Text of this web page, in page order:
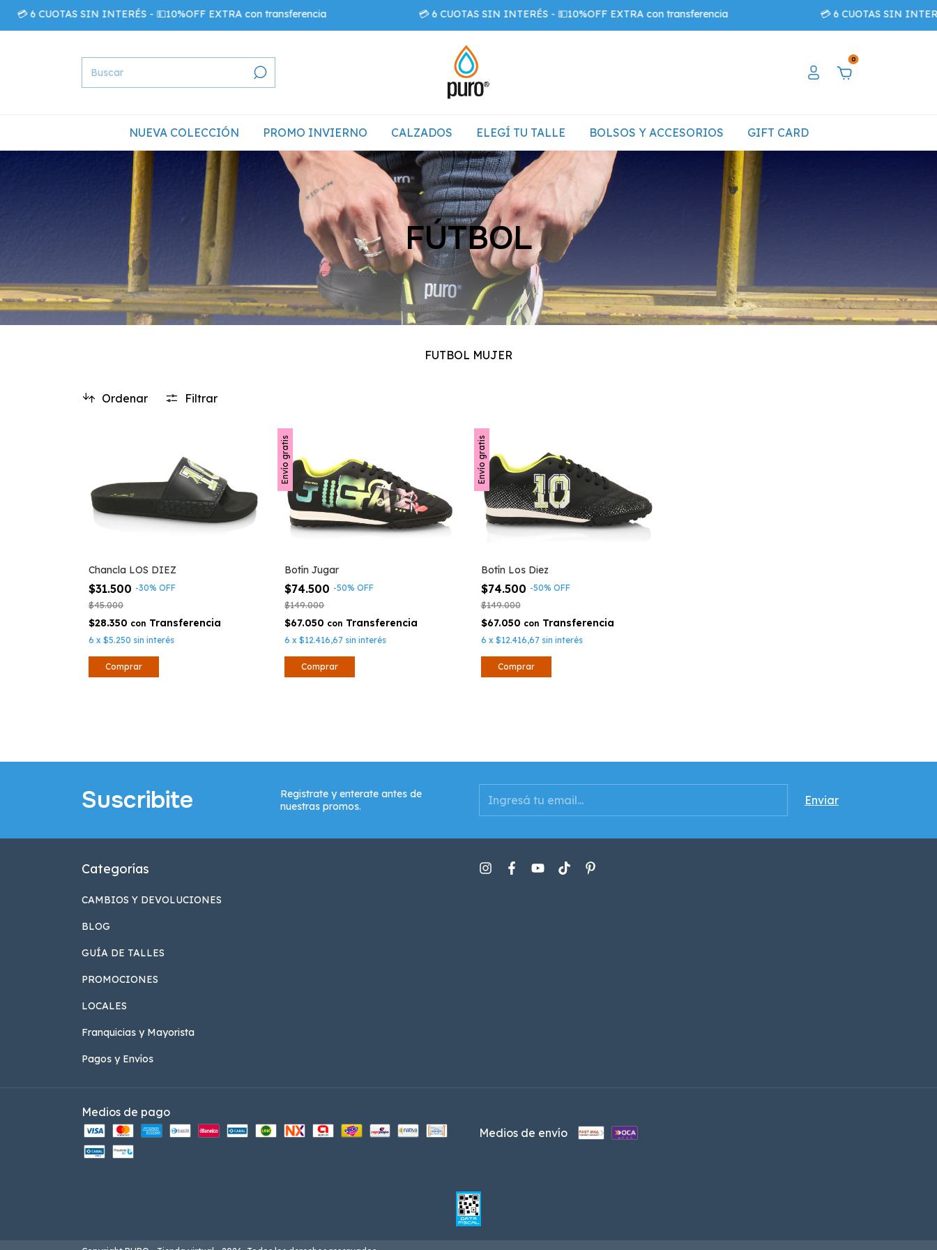
6 CUOTAS SIN INTERÉS - 💵10%OFF EXTRA con transferencia 💳 6 CUOTAS SIN INTERÉS - 💵10%OFF EXTRA con transferencia 💳 6 CUOTAS SIN
0
NUEVA COLECCIÓN PROMO INVIERNO CALZADOS ELEGÍ TU TALLE BOLSOS Y ACCESORIOS GIFT CARD
FÚTBOL
FUTBOL MUJER
Ordenar Filtrar
Chancla LOS DIEZ
$31.500 -30% OFF
$45.000
$28.350 con
6 x $5.250 sin interés
Comprar
Envío gratis
Botín Jugar
$74.500 -50%OFF
$149.000
$67.050 con
6 x$12.416,67 sin interés
Comprar
Envío gratis
Botín Los Diez
$74.500 -50% OFF
$149.000
$67.050 con
6 x $12.416,67 sin interés
Comprar
Suscribite
Registrate y enterate antes de
nuestras promos.
Categorías
CAMBIOS Y DEVOLUCIONES
BLOG
GUÍA DE TALLES
PROMOCIONES
LOCALES
Franquicias y Mayorista
Pagos y Envíos
Medios de pago
Medios de envío